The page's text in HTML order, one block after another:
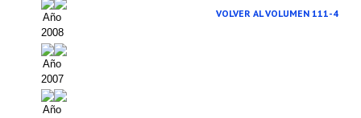
Año
2008
Año
2007
Año
VOLVER AL VOLUMEN 111-4